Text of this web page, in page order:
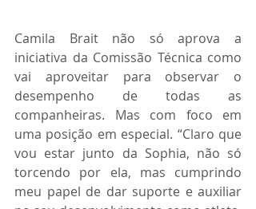
Camila Brait não só aprova a
iniciativa da Comissão Técnica como
vai aproveitar para observar o
desempenho de todas as
companheiras. Mas com foco em
uma posição em especial. “Claro que
vou estar junto da Sophia, não só
torcendo por ela, mas cumprindo
meu papel de dar suporte e auxiliar